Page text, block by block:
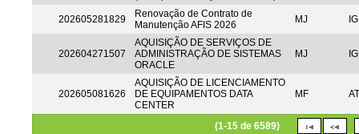
202605281829
Renovação de Contrato de
Manutenção AFIS 2026
MJ
202604271507
AQUISIÇÃO DE SERVIÇOS DE
ADMINISTRAÇÃO DE SISTEMAS
ORACLE
MJ
202605081626
AQUISIÇÃO DE LICENCIAMENTO
DE EQUIPAMENTOS DATA
CENTER
MF AT
(1-15 de 6589)